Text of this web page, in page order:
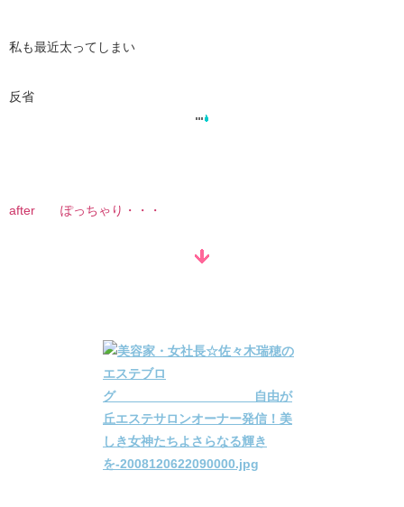
私も最近太ってしまい
反省
after ぽっちゃり・・・